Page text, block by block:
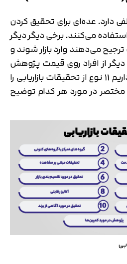
دارد. عده‌ای برای تحقیق کردن
می‌کنند. برخی دیگر دیگر
می‌دهند وارد بازار شوند و
از افراد روی قیمت پژوهش
می‌کنند. در ادامه قصد داریم 11 نوع از تحقیقات بازاریابی را
در مورد هر کدام توضیح